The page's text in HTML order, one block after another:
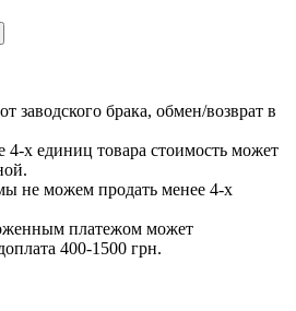
заводского брака, обмен/возврат в
х единиц товара стоимость может
не можем продать менее 4-х
платежом может
400-1500 грн.